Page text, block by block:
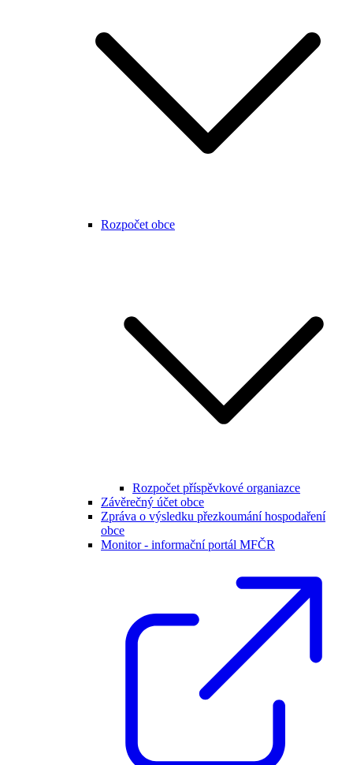
Rozpočet obce
Rozpočet příspěvkové organiazce
Závěrečný účet obce
Zpráva o výsledku přezkoumání hospodaření
obce
Monitor - informační portál MFČR